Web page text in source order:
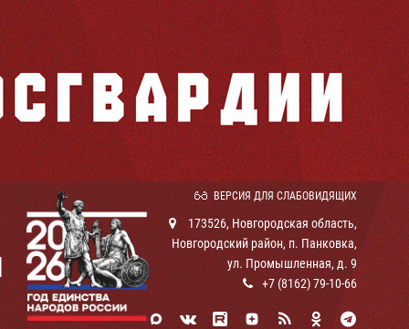
ВЕРСИЯ ДЛЯ СЛАБОВИДЯЩИХ
173526, Новгородская область,
Новгородский район, п. Панковка,
ул. Промышленная, д. 9
+7 (8162) 79-10-66